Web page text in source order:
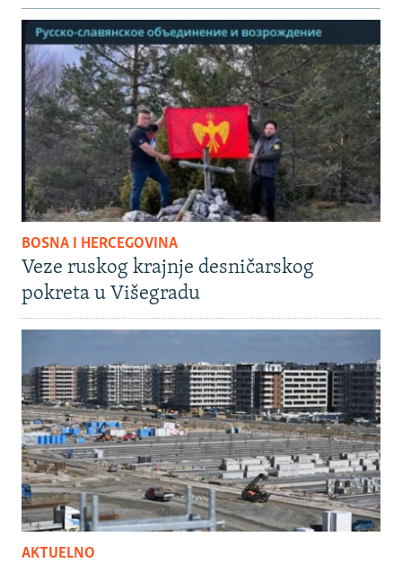
BOSNA I HERCEGOVINA
Veze ruskog krajnje desničarskog
pokreta u Višegradu
AKTUELNO